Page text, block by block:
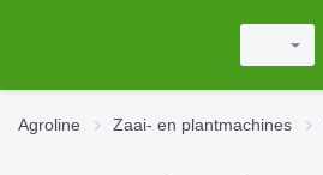
Agroline Zaai- en plantmachines